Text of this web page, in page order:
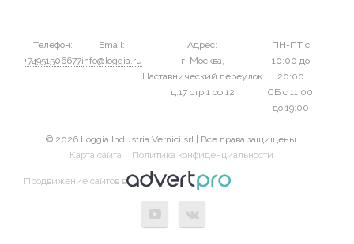
Телефон:
+74951506677
Email:
info@loggia.ru
Адрес:
г. Москва,
Наставнический переулок
д.17 стр.1 оф.12
ПН-ПТ с
10:00 до
20:00
СБ с 11:00
до 19:00
© 2026 Loggia Industria Vernici srl | Все права защищены
Карта сайта
Политика конфиденциальности
Продвижение сайтов в